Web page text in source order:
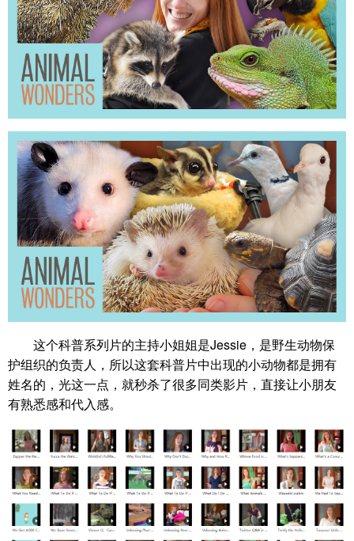
这个科普系列片的主持小姐姐是Jessie，是野生动物保
护组织的负责人，所以这套科普片中出现的小动物都是拥有
姓名的，光这一点，就秒杀了很多同类影片，直接让小朋友
有熟悉感和代入感。